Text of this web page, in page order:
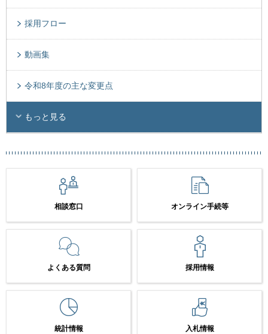
採用フロー
動画集
令和8年度の主な変更点
もっと見る
相談窓口 オンライン手続等
よくある質問 採用情報
統計情報 入札情報